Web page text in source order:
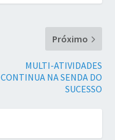
Próximo
MULTI-ATIVIDADES
CONTINUA NA SENDA DO
SUCESSO